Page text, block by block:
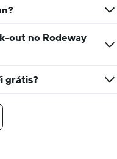
out no Rodeway
grátis?